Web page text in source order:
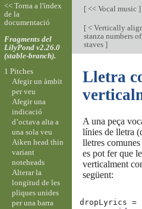
[<< Vocal music ]
[< Vertically
stanza numbers
staves ]
Lletra
A una peça
línies de lletra
lletres
es pot fer que
verticalment
següent:
dropLyrics =
<< Torna a l'índex
de la
documentació
Fragments del
LilyPond v2.26.0
(stable-branch).
1 Pitches
Afegir un àmbit
per veu
Afegir una
indicació
d’octava alta a
una sola veu
Aiken head thin
variant
noteheads
Alterar la
longitud de les
pliques unides
per una barra